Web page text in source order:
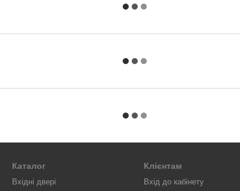
Каталог
Вхідні двері
Клієнтам
Вхід до кабінету